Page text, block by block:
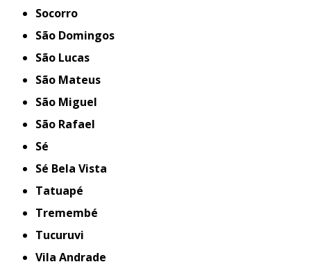
Socorro
São Domingos
São Lucas
São Mateus
São Miguel
São Rafael
Sé
Sé Bela Vista
Tatuapé
Tremembé
Tucuruvi
Vila Andrade